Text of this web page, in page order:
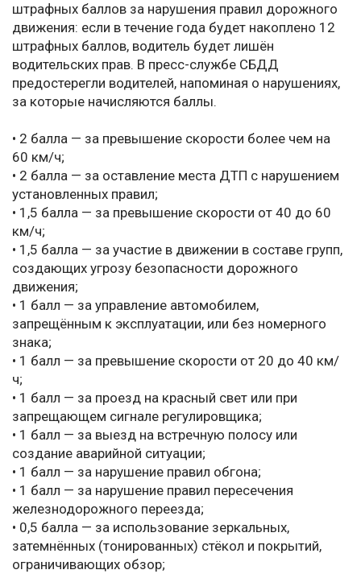
штрафных баллов за нарушения правил дорожного
движения: если в течение года будет накоплено 12
штрафных баллов, водитель будет лишён
водительских прав. В пресс-службе СБДД
предостерегли водителей, напоминая о нарушениях,
за которые начисляются баллы.
• 2 балла — за превышение скорости более чем на
60 км/ч;
• 2 балла — за оставление места ДТП с нарушением
установленных правил;
• 1,5 балла — за превышение скорости от 40 до 60
км/ч;
• 1,5 балла — за участие в движении в составе групп,
создающих угрозу безопасности дорожного
движения;
• 1 балл — за управление автомобилем,
запрещённым к эксплуатации, или без номерного
знака;
• 1 балл — за превышение скорости от 20 до 40 км/
ч;
• 1 балл — за проезд на красный свет или при
запрещающем сигнале регулировщика;
• 1 балл — за выезд на встречную полосу или
создание аварийной ситуации;
• 1 балл — за нарушение правил обгона;
• 1 балл — за нарушение правил пересечения
железнодорожного переезда;
• 0,5 балла — за использование зеркальных,
затемнённых (тонированных) стёкол и покрытий,
ограничивающих обзор;